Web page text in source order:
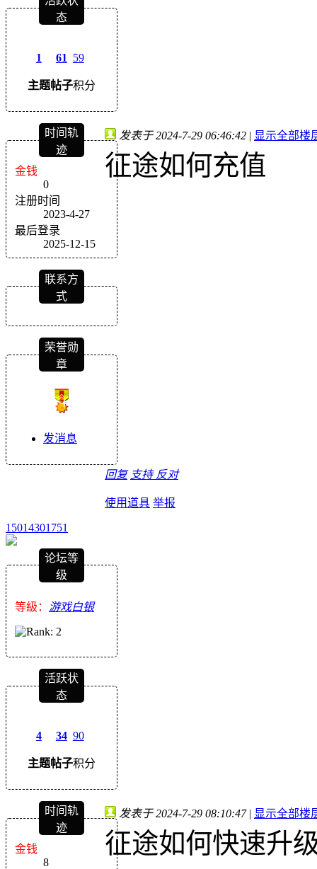
态
1
主题
61
帖子
59
积分
时间轨
迹
金钱
0
注册时间
2023-4-27
最后登录
2025-12-15
联系方
式
荣誉勋
章
发消息
发表于 2024-7-29 06:46:42 | 显示全部楼
征途如何充值
回复 支持 反对
使用道具 举报
15014301751
论坛等
级
等級： 游戏白银
活跃状
态
4
主题
34
帖子
90
积分
时间轨
迹
金钱
8
发表于 2024-7-29 08:10:47 | 显示全部楼
征途如何快速升